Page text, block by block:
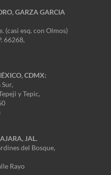
GARZA GARCIA
(casi esq. con Olmos)
66268,
CDMX:
y Tepic,
JAL.
del Bosque,
Rayo